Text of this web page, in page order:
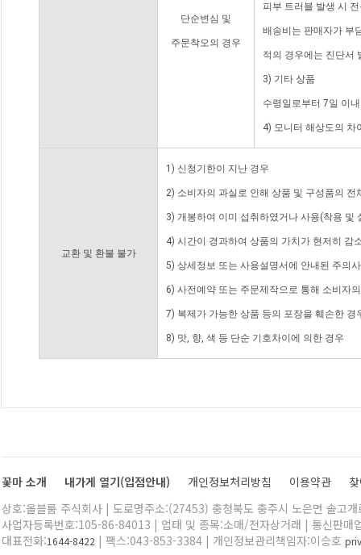
단순변심 및
주문착오의 경우
피부 트러블 발생 시
배송비는 판매자가 부
적의 경우에는 진단서
3) 기타 상품
수령일로부터 7일 이
4) 모니터 해상도의 차
교환 및 환불 불가
1) 신청기한이 지난 경우
2) 소비자의 과실로 인해 상품 및 구성품의
3) 개봉하여 이미 섭취하였거나 사용(착용 및
4) 시간이 경과하여 상품의 가치가 현저히 감
5) 상세정보 또는 사용설명서에 안내된 주의
6) 사전예약 또는 주문제작으로 통해 소비자
7) 복제가 가능한 상품 등의 포장을 훼손한 경
8) 맛, 향, 색 등 단순 기호차이에 의한 경우
꽃마 소개 내가게 열기(입점안내) 개인정보처리방침 이용약관
상호:올블룸 주식회사 | 도로명주소:(27453) 충청북도 충주시 노은면 솔고
사업자등록번호:105-86-84013 | 업태 및 종목:소매/전자상거래 | 통신판매
대표전화:1644-8422 | 팩스:043-853-3384 | 개인정보관리책임자:이승호